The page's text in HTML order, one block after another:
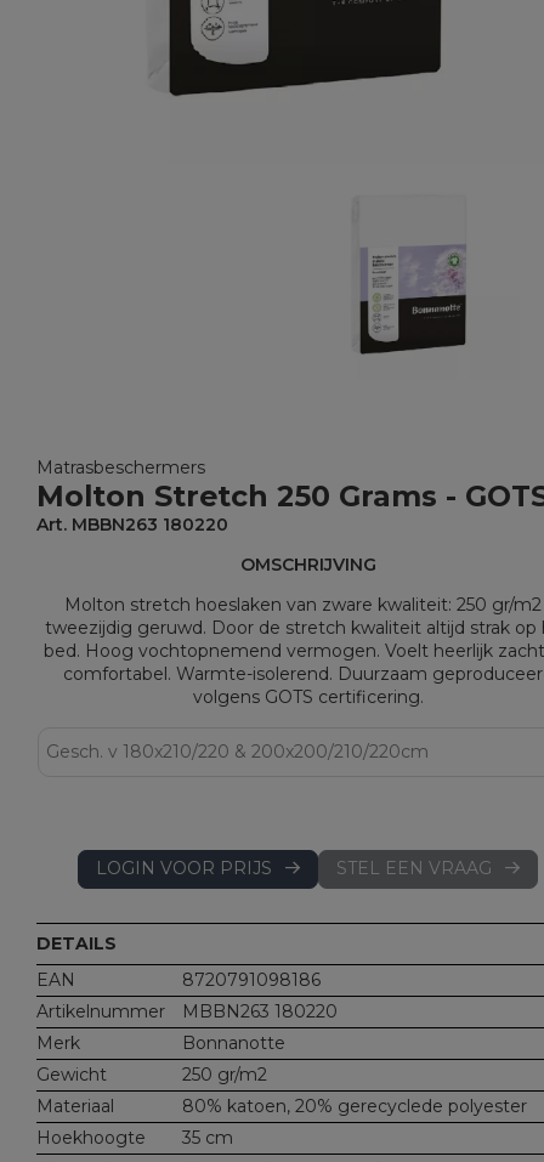
Matrasbeschermers
Molton Stretch 250 Grams -
Art. MBBN263 180220
OMSCHRIJVING
Molton stretch hoeslaken van zware kwaliteit: 250 gr/m2
tweezijdig geruwd. Door de stretch kwaliteit altijd strak op
bed. Hoog vochtopnemend vermogen. Voelt heerlijk
comfortabel. Warmte-isolerend. Duurzaam
volgens GOTS certificering.
LOGIN VOOR PRIJS STEL EEN VRAAG
DETAILS
EAN
8720791098186
Artikelnummer
MBBN263 180220
Merk
Bonnanotte
Gewicht
250 gr/m2
Materiaal
80% katoen, 20% gerecyclede polyester
Hoekhoogte
35 cm